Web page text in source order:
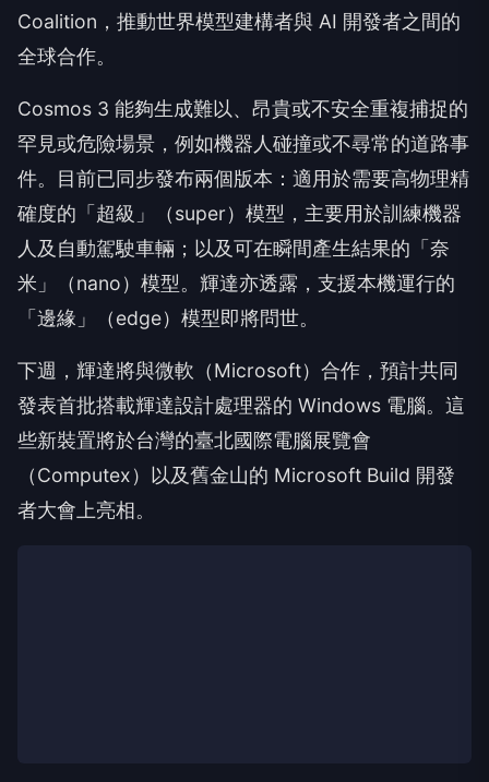
Coalition，推動世界模型建構者與 AI 開發者之間的
全球合作。
Cosmos 3 能夠生成難以、昂貴或不安全重複捕捉的
罕見或危險場景，例如機器人碰撞或不尋常的道路事
件。目前已同步發布兩個版本：適用於需要高物理精
確度的「超級」（super）模型，主要用於訓練機器
人及自動駕駛車輛；以及可在瞬間產生結果的「奈
米」（nano）模型。輝達亦透露，支援本機運行的
「邊緣」（edge）模型即將問世。
下週，輝達將與微軟（Microsoft）合作，預計共同
發表首批搭載輝達設計處理器的 Windows 電腦。這
些新裝置將於台灣的臺北國際電腦展覽會
（Computex）以及舊金山的 Microsoft Build 開發
者大會上亮相。